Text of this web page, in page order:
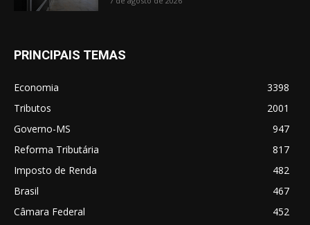
PRINCIPAIS TEMAS
Economia
3398
Tributos
2001
Governo-MS
947
Reforma Tributária
817
Imposto de Renda
482
Brasil
467
Câmara Federal
452